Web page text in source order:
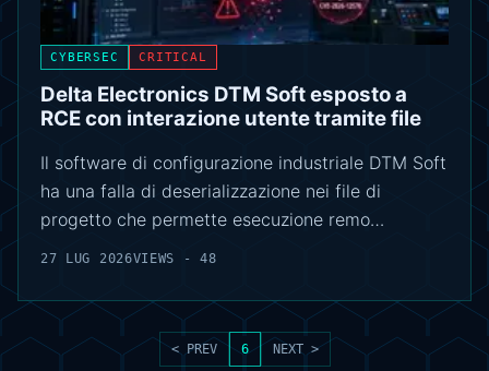
CYBERSEC CRITICAL
Delta Electronics DTM Soft esposto a
RCE con interazione utente tramite file
Il software di configurazione industriale DTM Soft
ha una falla di deserializzazione nei file di
progetto che permette esecuzione remo…
27 LUG 2026VIEWS - 48
< PREV 6 NEXT >